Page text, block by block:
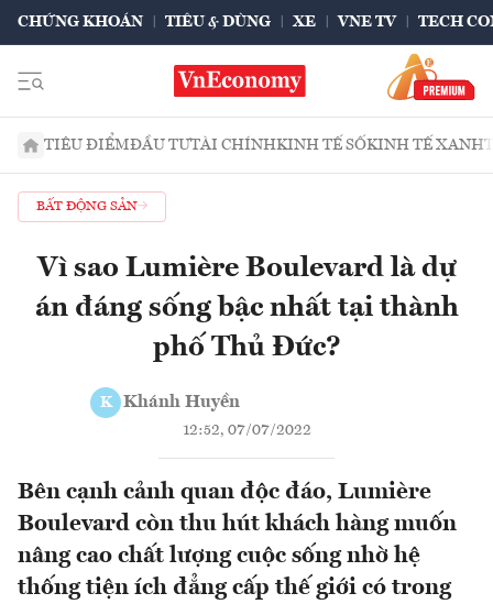
CHỨNG KHOÁN TIÊU & DÙNG XE VNE TV TECH
TIÊU ĐIỂMĐẦU TƯTÀI CHÍNHKINH TẾ SỐKINH TẾ XANH
BẤT ĐỘNG SẢN
Vì sao Lumière Boulevard là dự
án đáng sống bậc nhất tại thành
phố Thủ Đức?
K Khánh Huyền
12:52, 07/07/2022
Bên cạnh cảnh quan độc đáo, Lumière
Boulevard còn thu hút khách hàng muốn
nâng cao chất lượng cuộc sống nhờ hệ
thống tiện ích đẳng cấp thế giới có trong